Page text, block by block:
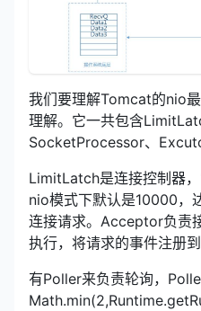
我们要理解Tomcat的nio
理解。它一共包含
SocketProcessor、
LimitLatch是连接控制器，
nio模式下默认是10000，
连接请求。Acceptor负责
执行，将请求的事件注册到
有Poller来负责轮询，